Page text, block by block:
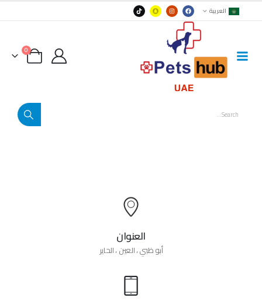
العربية
0
العنوان
أبو ظبي ، العين ، الحاير